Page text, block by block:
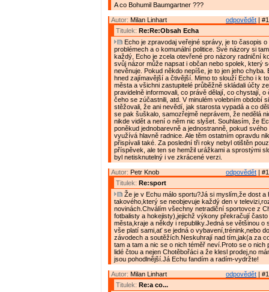
A co Bohumil Baumgartner ???
odpovědět |
Autor: Milan Linhart
Titulek: Re:Re:Obsah Echa
Echo je zpravodaj veřejné správy, je to časopis
problémech a o komunální politice. Své názory si
každý, Echo je zcela otevřené pro názory radniční
svůj názor může napsat i občan nebo spolek, který
nevěnuje. Pokud někdo nepíše, je to jen jeho chyba.
hned zajímavější a čtivější. Mimo to slouží Echo i k
města a všichni zastupitelé průběžně skládali účty
pravidelně informovali, co právě dělají, co chystají, o
čeho se zúčastnili, atd. V minulém volebním období
stěžovali, že ani nevědí, jak starosta vypadá a co
se pak šuškalo, samozřejmě neprávem, že nedělá
nikde vidět a není o něm nic slyšet. Souhlasím, že
poněkud jednobarevně a jednostranně, pokud
využívá hlavně radnice. Ale těm ostatním opravdu
přispívali také. Za poslední tři roky nebyl otištěn
příspěvek, ale ten se hemžil urážkami a sprostými
byl netisknutelný i ve zkrácené verzi.
odpovědět |
Autor: Petr Knob
Titulek: Re:sport
Že je v Echu málo sportu?Já si myslím,že dost a
takového,který se neobjevuje každý den v
novinách.Chválím všechny netradiční sportovce z
fotbalisty a hokejisty),jejichž výkony překračují často
města,kraje a někdy i republiky.Jedná se většinou o
vše platí sami,ať se jedná o vybavení,trénink,nebo
závodech a soutěžích.Neskuhrají nad tím,jak(a za
tam a tam a nic se o nich téměř neví.Proto se o nich
lidé čtou a nejen Chotěbořáci a že klesl prodej,no
jsou pohodlnější.Já Echu fandím a radím-vydržte!
odpovědět |
Autor: Milan Linhart
Titulek: Re:a co...